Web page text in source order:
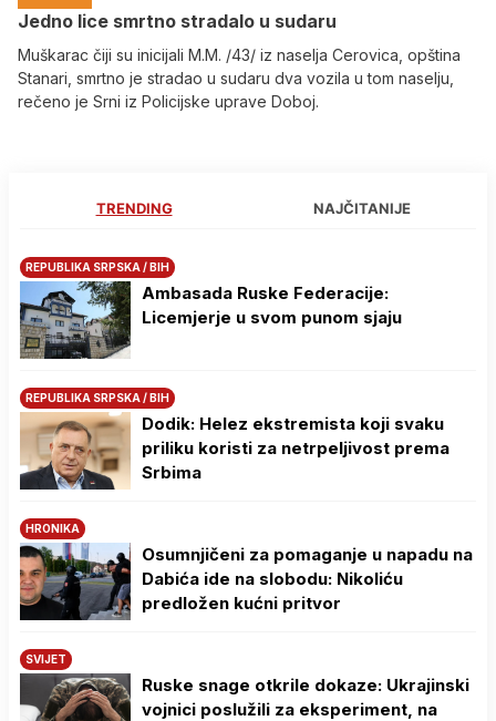
Јedno lice smrtno stradalo u sudaru
Muškarac čiji su inicijali M.M. /43/ iz naselja Cerovica, opština
Stanari, smrtno je stradao u sudaru dva vozila u tom naselju,
rečeno je Srni iz Policijske uprave Doboj.
TRENDING NAJČITANIJE
REPUBLIKA SRPSKA / BIH
Ambasada Ruske Federacije:
Licemjerje u svom punom sjaju
REPUBLIKA SRPSKA / BIH
Dodik: Helez ekstremista koji svaku
priliku koristi za netrpeljivost prema
Srbima
HRONIKA
Osumnjičeni za pomaganje u napadu na
Dabića ide na slobodu: Nikoliću
predložen kućni pritvor
SVIJET
Ruske snage otkrile dokaze: Ukrajinski
vojnici poslužili za eksperiment, na